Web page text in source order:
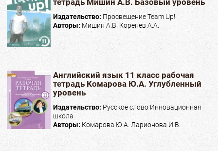
Издательство: Просвещение Team Up!
Авторы: Мишин А.В. Коренев А.А.
Английский язык 11 класс рабочая
тетрадь Комарова Ю.А. Углубленный
уровень
Издательство: Русское слово Инновационная
школа
Авторы: Комарова Ю.А. Ларионова И.В.